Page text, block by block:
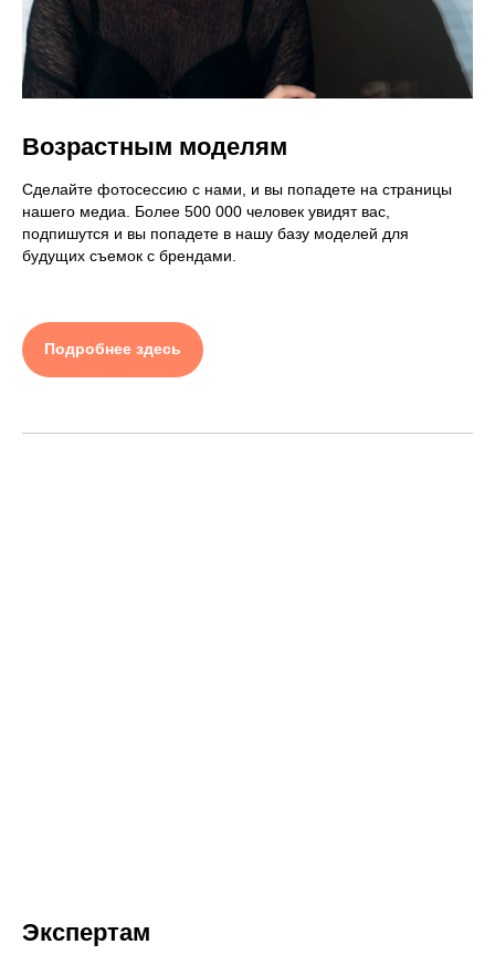
Возрастным моделям
Сделайте фотосессию с нами, и вы попадете на страницы
нашего медиа. Более 500 000 человек увидят вас,
подпишутся и вы попадете в нашу базу моделей для
будущих съемок с брендами.
Подробнее здесь
Экспертам